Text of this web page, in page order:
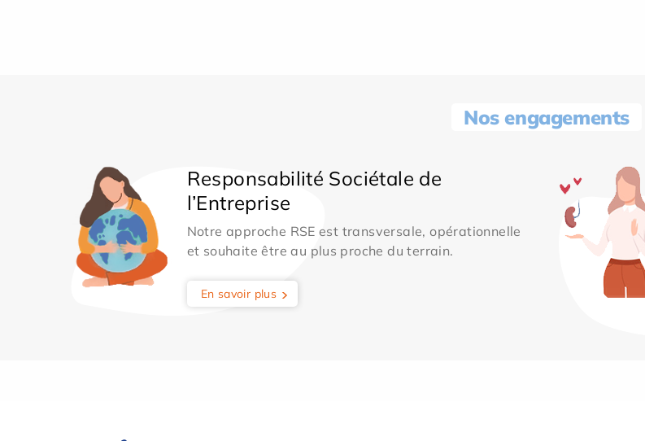
Nos engagements
Responsabilité Sociétale de
l’Entreprise
Notre approche RSE est transversale, opérationnelle
et souhaite être au plus proche du terrain.
En savoir plus